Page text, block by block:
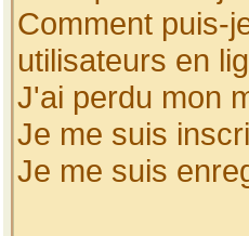
Comment puis-
utilisateurs en
J'ai perdu mon
Je me suis
Je me suis